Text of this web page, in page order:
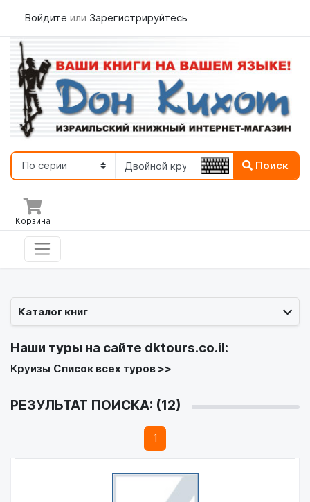
Войдите или Зарегистрируйтесь
Поиск
Корзина
Каталог книг
Наши туры на сайте dktours.co.il:
Круизы Список всех туров >>
РЕЗУЛЬТАТ ПОИСКА: (12)
1